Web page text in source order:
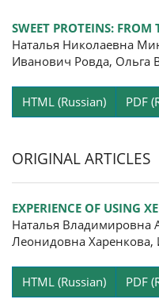
SWEET PROTEINS:
Наталья Николаевна
Иванович Ровда, Ольга
HTML (Russian) PDF
ORIGINAL ARTICLES
EXPERIENCE OF USING
Наталья Владимировна
Леонидовна
HTML (Russian) PDF